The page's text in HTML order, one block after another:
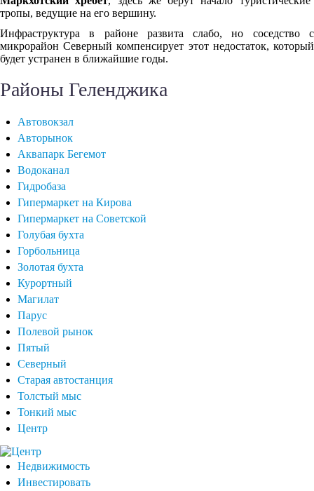
тропы, ведущие на его вершину.
Инфраструктура в районе развита слабо, но соседство с
микрорайон Северный компенсирует этот недостаток, который
будет устранен в ближайшие годы.
Районы Геленджика
Автовокзал
Авторынок
Аквапарк Бегемот
Водоканал
Гидробаза
Гипермаркет на Кирова
Гипермаркет на Советской
Голубая бухта
Горбольница
Золотая бухта
Курортный
Магилат
Парус
Полевой рынок
Пятый
Северный
Старая автостанция
Толстый мыс
Тонкий мыс
Центр
Недвижимость
Инвестировать